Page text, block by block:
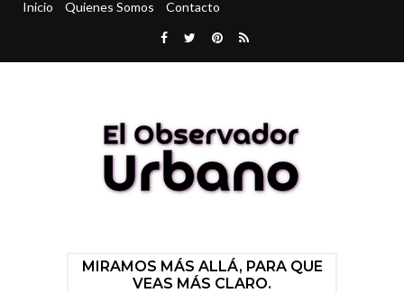
Inicio Quienes Somos Contacto
MIRAMOS MÁS ALLÁ, PARA QUE
VEAS MÁS CLARO.